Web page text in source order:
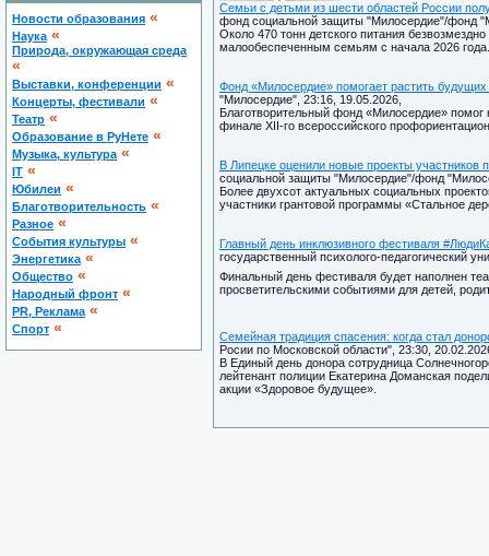
Новости образования «
Наука «
Природа, окружающая среда
«
Выставки, конференции «
Концерты, фестивали «
Театр «
Образование в РуНете «
Музыка, культура «
IT «
Юбилеи «
Благотворительность «
Разное «
Cобытия культуры «
Энергетика «
Общество «
Народный фронт «
PR, Реклама «
Спорт «
Семьи с детьми из шести областей России
фонд социальной защиты "Милосердие"/фонд
Около 470 тонн детского питания
малообеспеченным семьям с начала 2026 года.
Фонд «Милосердие» помогает растить
"Милосердие", 23:16, 19.05.2026,
Благотворительный фонд «Милосердие» помог
финале XII-го всероссийского
В Липецке оценили новые проекты участников
социальной защиты "Милосердие"/фонд
Более двухсот актуальных социальных
участники грантовой программы «Стальное
Главный день инклюзивного фестиваля
государственный психолого-педагогический
Финальный день фестиваля будет наполнен
просветительскими событиями для детей,
Семейная традиция спасения: когда стал
Росии по Московской области", 23:30,
В Единый день донора сотрудница
лейтенант полиции Екатерина Доманская
акции «Здоровое будущее».